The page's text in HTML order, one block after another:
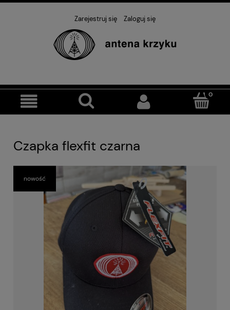
Zarejestruj się Zaloguj się
Czapka flexfit czarna
nowość